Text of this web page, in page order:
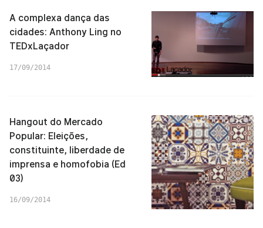
A complexa dança das
cidades: Anthony Ling no
TEDxLaçador
17/09/2014
Hangout do Mercado
Popular: Eleições,
constituinte, liberdade de
imprensa e homofobia (Ed
03)
16/09/2014